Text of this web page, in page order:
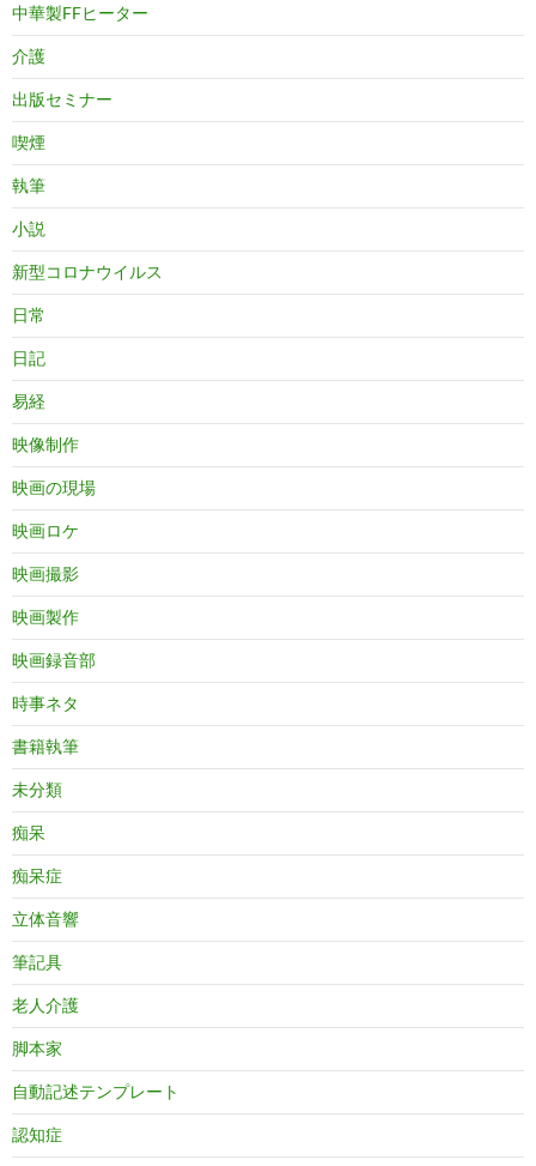
中華製FFヒーター
介護
出版セミナー
喫煙
執筆
小説
新型コロナウイルス
日常
日記
易経
映像制作
映画の現場
映画ロケ
映画撮影
映画製作
映画録音部
時事ネタ
書籍執筆
未分類
痴呆
痴呆症
立体音響
筆記具
老人介護
脚本家
自動記述テンプレート
認知症